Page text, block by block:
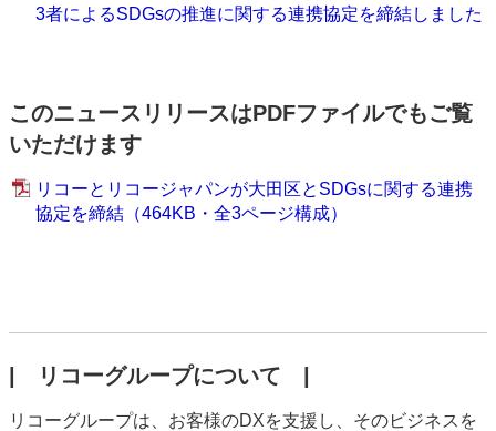
3者によるSDGsの推進に関する連携協定を締結しました
このニュースリリースはPDFファイルでもご覧
いただけます
リコーとリコージャパンが大田区とSDGsに関する連携
協定を締結（464KB・全3ページ構成）
| リコーグループについて |
リコーグループは、お客様のDXを支援し、そのビジネスを